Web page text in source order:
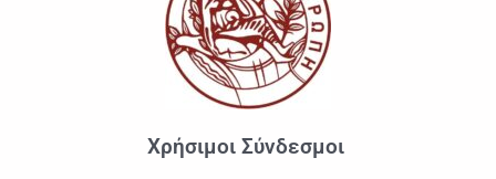
Χρήσιμοι Σύνδεσμοι